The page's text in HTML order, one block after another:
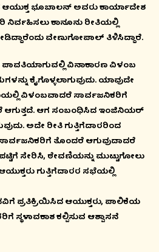
ಭೂಬಾಲನ್ ಅವರು ಕಾರ್ಯಾದೇಶ
ನಿರ್ವಹಿಸಲು ಕಾನೂನು ರೀತಿಯಲ್ಲಿ
ವೇಣುಗೋಪಾಲ್ ತಿಳಿಸಿದ್ದಾರೆ.
ವಿನಾಕಾರಣ ವಿಳಂಬ
ಕೈಗೊಳ್ಳಲಾಗುವುದು. ಯಾವುದೇ
ವಿಳಂಬವಾದರೆ ಸಾರ್ವಜನಿಕರಿಗೆ
ಆಗುತ್ತದೆ. ಆಗ ಸಂಬಂಧಿಸಿದ ಇಂಜಿನಿಯರ್
ಅದೇ ರೀತಿ ಗುತ್ತಿಗೆದಾರರಿಂದ
ತೊಂದರೆ ಆಗುವುದಾದರೆ
ಸೇರಿಸಿ, ಠೇವಣಿಯನ್ನು ಮುಟ್ಟುಗೋಲು
ಗುತ್ತಿಗೆದಾರರ ಸಭೆಯಲ್ಲಿ
ಪ್ರತಿಕ್ರಿಯಿಸಿದ ಆಯುಕ್ತರು, ಪಾಲಿಕೆಯ
ಸ್ಥಳಾವಕಾಶ ಕಲ್ಪಿಸುವ ಆಶ್ವಾಸನೆ